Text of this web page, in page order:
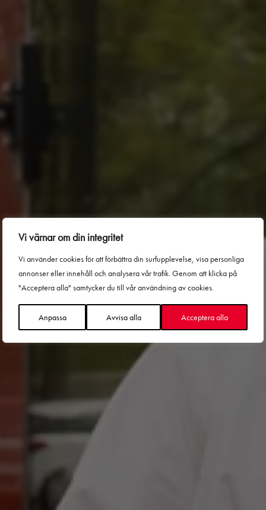
Vi värnar om din integritet
Vi använder cookies för att förbättra din surfupplevelse, visa personliga
annonser eller innehåll och analysera vår trafik. Genom att klicka på
"Acceptera alla" samtycker du till vår användning av cookies.
Anpassa Avvisa alla Acceptera alla
RedLocker – Tillsammans för en mer
inkluderande vardag